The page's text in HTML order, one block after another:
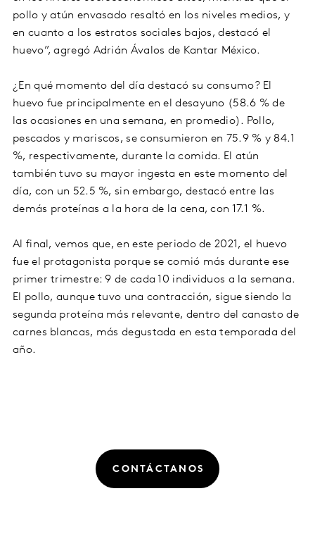
pollo y atún envasado resaltó en los niveles medios, y
en cuanto a los estratos sociales bajos, destacó el
huevo”, agregó Adrián Ávalos de Kantar México.
¿En qué momento del día destacó su consumo? El
huevo fue principalmente en el desayuno (58.6 % de
las ocasiones en una semana, en promedio). Pollo,
pescados y mariscos, se consumieron en 75.9 % y 84.1
%, respectivamente, durante la comida. El atún
también tuvo su mayor ingesta en este momento del
día, con un 52.5 %, sin embargo, destacó entre las
demás proteínas a la hora de la cena, con 17.1 %.
Al final, vemos que, en este periodo de 2021, el huevo
fue el protagonista porque se comió más durante ese
primer trimestre: 9 de cada 10 individuos a la semana.
El pollo, aunque tuvo una contracción, sigue siendo la
segunda proteína más relevante, dentro del canasto de
carnes blancas, más degustada en esta temporada del
año.
CONTÁCTANOS